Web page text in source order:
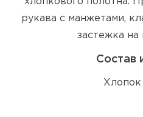
рукава с манжетами,
застежка на
Состав
Хлопок